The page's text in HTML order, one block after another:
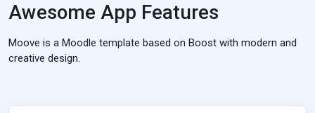
Awesome App Features
Moove is a Moodle template based on Boost with modern and
creative design.